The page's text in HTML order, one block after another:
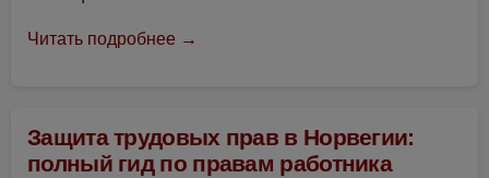
Читать подробнее →
Защита трудовых прав в Норвегии:
полный гид по правам работника